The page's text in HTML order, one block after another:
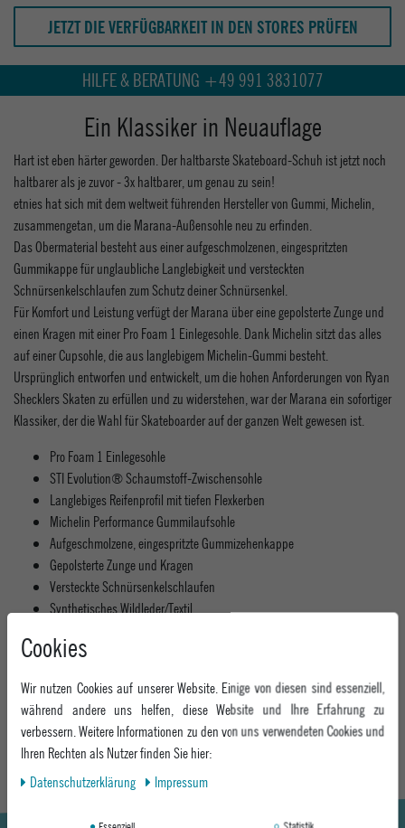
JETZT DIE VERFÜGBARKEIT IN DEN STORES PRÜFEN
HILFE & BERATUNG +49 991 3831077
Ein Klassiker in Neuauflage
Hart ist eben härter geworden. Der haltbarste Skateboard-Schuh ist jetzt noch
haltbarer als je zuvor - 3x haltbarer, um genau zu sein!
etnies hat sich mit dem weltweit führenden Hersteller von Gummi, Michelin,
zusammengetan, um die Marana-Außensohle neu zu erfinden.
Das Obermaterial besteht aus einer aufgeschmolzenen, eingespritzten
Gummikappe für unglaubliche Langlebigkeit und versteckten
Schnürsenkelschlaufen zum Schutz deiner Schnürsenkel.
Für Komfort und Leistung verfügt der Marana über eine gepolsterte Zunge und
einen Kragen mit einer Pro Foam 1 Einlegesohle. Dank Michelin sitzt das alles
auf einer Cupsohle, die aus langlebigem Michelin-Gummi besteht.
Ursprünglich entworfen und entwickelt, um die hohen Anforderungen von Ryan
Shecklers Skaten zu erfüllen und zu widerstehen, war der Marana ein sofortiger
Klassiker, der die Wahl für Skateboarder auf der ganzen Welt gewesen ist.
Pro Foam 1 Einlegesohle
STI Evolution® Schaumstoff-Zwischensohle
Langlebiges Reifenprofil mit tiefen Flexkerben
Michelin Performance Gummilaufsohle
Aufgeschmolzene, eingespritzte Gummizehenkappe
Gepolsterte Zunge und Kragen
Versteckte Schnürsenkelschlaufen
Synthetisches Wildleder/Textil
Entworfen von Ryan Sheckler
MEHR INFORMATIONEN ZUM EU VERANTWORTLICHEN »
Cookies
Wir nutzen Cookies auf unserer Website. Einige von diesen sind essenziell,
während andere uns helfen, diese Website und Ihre Erfahrung zu
verbessern. Weitere Informationen zu den von uns verwendeten Cookies und
Ihren Rechten als Nutzer finden Sie hier:
Daten­schutz­erklärung
Impressum